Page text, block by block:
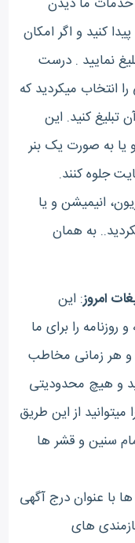
کنید و اگر امکان
نمایید . درست
را انتخاب میکردید که
تبلیغ کنید. این
و یا به صورت یک بنر
جلوه کنند.
انیمیشن و یا
به همان
امروز: این
را برای ما
و هر زمانی مخاطب
و هیچ محدودیتی
میتوانید از این طریق
سنین و قشر ها
با عنوان درج آگهی
های